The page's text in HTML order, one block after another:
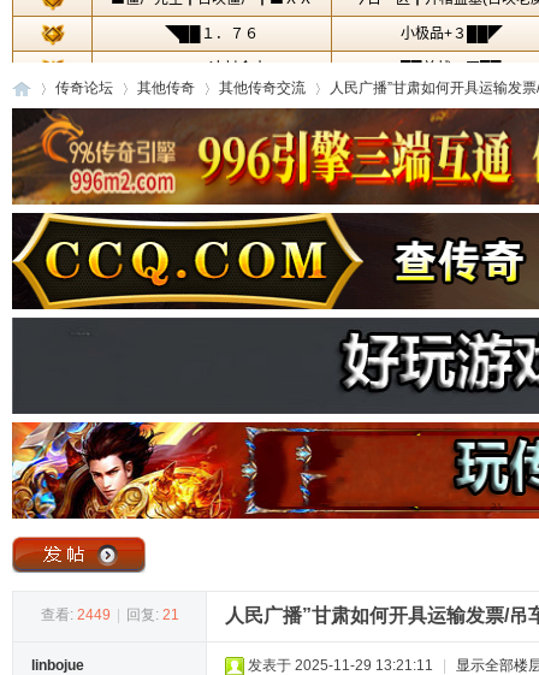
传
奇
»
传奇论坛
›
其他传奇 其他传奇交流
›
人民广播”甘肃如何开具运输发
查看: 2449 回复: 21 人民广播”甘肃如何开具运输发票/吊
linbojue 发表于 2025-11-29 13:21:11 显示全部楼